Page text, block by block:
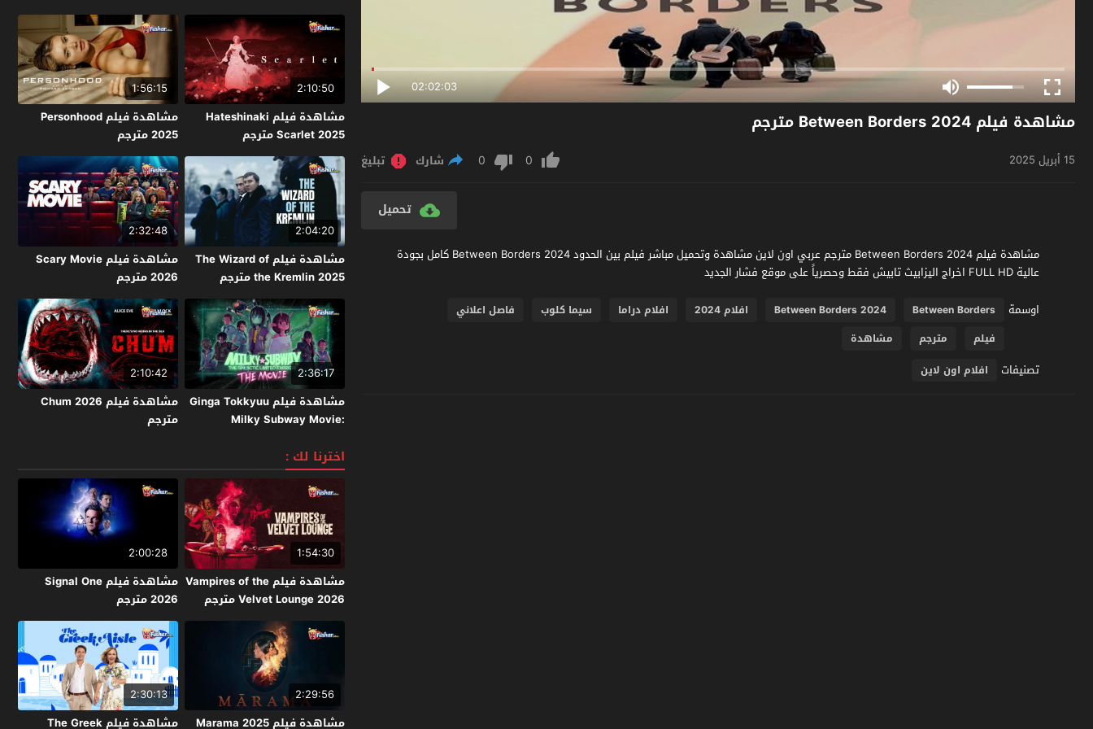
02:02:03
مشاهدة فيلم Between Borders 2024 مترجم
15 أبريل 2025 0
0 شارك تبليغ
تحميل
مشاهدة فيلم Between Borders 2024 مترجم عربي اون لاين مشاهدة وتحميل مباشر فيلم بين الحدود Between Borders 2024 كامل بجودة
عالية FULL HD اخراج اليزابيث تابيش فقط وحصرياً على موقع فشار الجديد
اوسمة
Between Borders
Between Borders 2024 افلام 2024 افلام دراما سيما كلوب
فاصل اعلاني
فيلم
مترجم مشاهدة
تصنيفات افلام اون لاين
2:10:50
مشاهدة فيلم Hateshinaki
Scarlet 2025 مترجم
1:56:15
مشاهدة فيلم Personhood
2025 مترجم
2:04:20
مشاهدة فيلم The Wizard of
the Kremlin 2025 مترجم
2:32:48
مشاهدة فيلم Scary Movie
2026 مترجم
2:36:17
مشاهدة فيلم Ginga Tokkyuu
Milky Subway Movie:
2026 مترجم
2:10:42
مشاهدة فيلم Chum 2026
مترجم
اخترنا لك :
1:54:30
مشاهدة فيلم Vampires of the
Velvet Lounge 2026 مترجم
2:00:28
مشاهدة فيلم Signal One
2026 مترجم
2:29:56
مشاهدة فيلم Marama 2025
2:30:13
مشاهدة فيلم The Greek